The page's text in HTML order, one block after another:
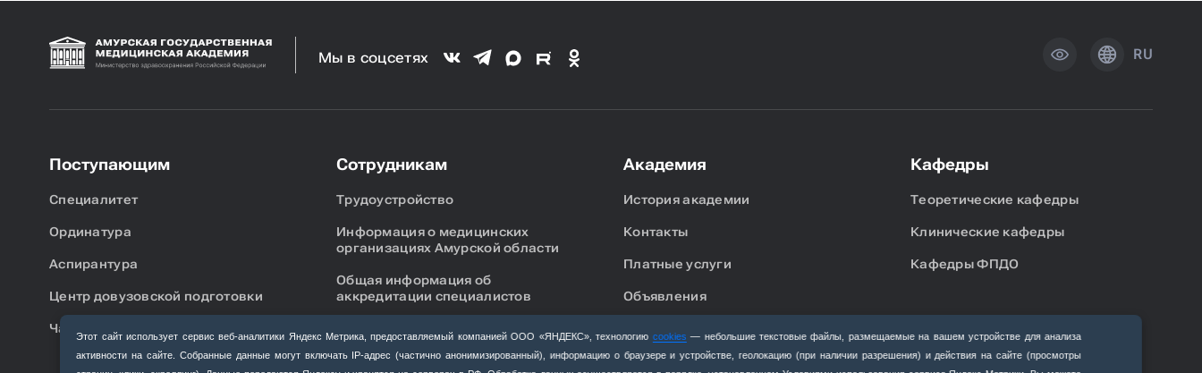
Этот сайт использует сервис веб‑аналитики Яндекс Метрика, предоставляемый компанией ООО «ЯНДЕКС», технологию cookies — небольшие текстовые файлы, размещаемые на вашем устройстве для анализа
активности на сайте. Собранные данные могут включать IP‑адрес (частично анонимизированный), информацию о браузере и устройстве, геолокацию (при наличии разрешения) и действия на сайте (просмотры
Мы в соцсетях RU
Поступающим
Специалитет
Ординатура
Аспирантура
Центр довузовской подготовки
Часто задаваемые вопросы
Сотрудникам
Трудоустройство
Информация о медицинских
организациях Амурской области
Общая информация об
аккредитации специалистов
Первичная аккредитация
специалистов
Академия
История академии
Контакты
Платные услуги
Объявления
Вакансии
Кафедры
Теоретические кафедры
Клинические кафедры
Кафедры ФПДО